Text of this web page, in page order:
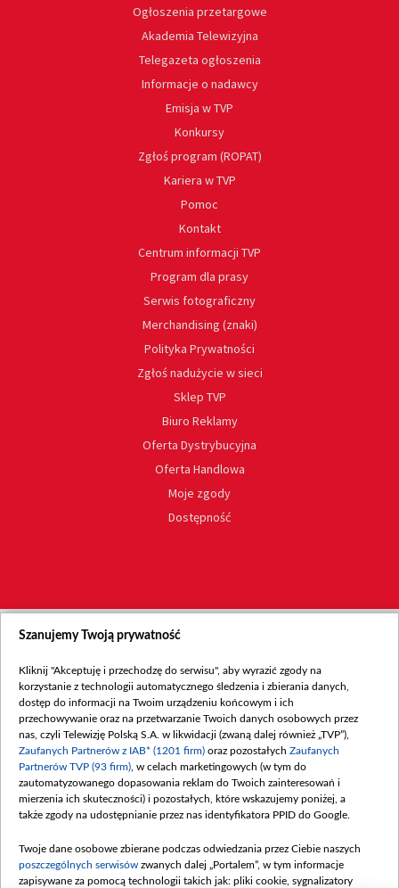
Ogłoszenia przetargowe
Akademia Telewizyjna
Telegazeta ogłoszenia
Informacje o nadawcy
Emisja w TVP
Konkursy
Zgłoś program (ROPAT)
Kariera w TVP
Pomoc
Kontakt
Centrum informacji TVP
Program dla prasy
Serwis fotograficzny
Merchandising (znaki)
Polityka Prywatności
Zgłoś nadużycie w sieci
Sklep TVP
Biuro Reklamy
Oferta Dystrybucyjna
Oferta Handlowa
Moje zgody
Dostępność
Szanujemy Twoją prywatność
Kliknij "Akceptuję i przechodzę do serwisu", aby wyrazić zgody na
korzystanie z technologii automatycznego śledzenia i zbierania danych,
dostęp do informacji na Twoim urządzeniu końcowym i ich
przechowywanie oraz na przetwarzanie Twoich danych osobowych przez
nas, czyli Telewizję Polską S.A. w likwidacji (zwaną dalej również „TVP”),
Zaufanych Partnerów z IAB* (1201 firm) oraz pozostałych Zaufanych
Partnerów TVP (93 firm) , w celach marketingowych (w tym do
zautomatyzowanego dopasowania reklam do Twoich zainteresowań i
mierzenia ich skuteczności) i pozostałych, które wskazujemy poniżej, a
także zgody na udostępnianie przez nas identyfikatora PPID do Google.
Twoje dane osobowe zbierane podczas odwiedzania przez Ciebie naszych
poszczególnych serwisów zwanych dalej „Portalem”, w tym informacje
zapisywane za pomocą technologii takich jak: pliki cookie, sygnalizatory